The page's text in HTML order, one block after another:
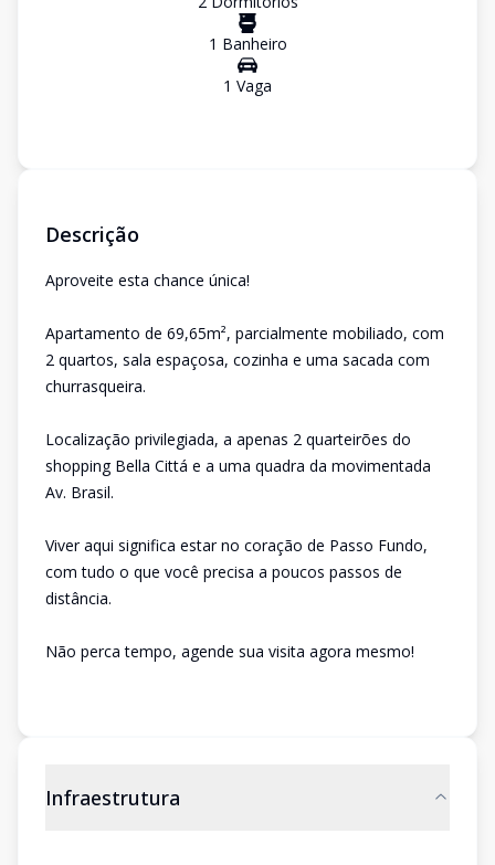
1 Banheiro
1 Vaga
Descrição
Aproveite esta chance única!
Apartamento de 69,65m², parcialmente mobiliado, com
2 quartos, sala espaçosa, cozinha e uma sacada com
churrasqueira.
Localização privilegiada, a apenas 2 quarteirões do
shopping Bella Cittá e a uma quadra da movimentada
Av. Brasil.
Viver aqui significa estar no coração de Passo Fundo,
com tudo o que você precisa a poucos passos de
distância.
Não perca tempo, agende sua visita agora mesmo!
Infraestrutura